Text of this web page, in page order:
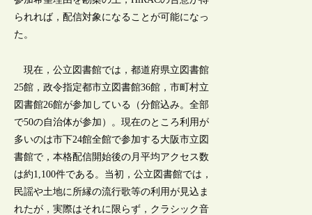
られれば，配信対象になることが可能になっ
た。
現在，公立図書館では，都道府県立図書館
25館，政令指定都市立図書館36館，市町村立
図書館26館が参加している（分館込み。全部
で50の自治体が参加）。現在のところ利用が
多いのは市下24館全館で参加する大阪市立図
書館で，本格配信開始後の月平均アクセス数
は約1,100件である。当初，公立図書館では，
民謡や土地に所縁の流行歌等の利用が見込ま
れたが，実際はそれに限らず，クラシック音